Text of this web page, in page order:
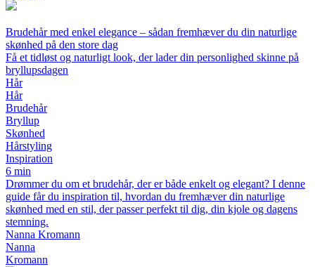
Brudehår med enkel elegance – sådan fremhæver du din naturlige
skønhed på den store dag
Få et tidløst og naturligt look, der lader din personlighed skinne på
bryllupsdagen
Hår
Hår
Brudehår
Bryllup
Skønhed
Hårstyling
Inspiration
6 min
Drømmer du om et brudehår, der er både enkelt og elegant? I denne
guide får du inspiration til, hvordan du fremhæver din naturlige
skønhed med en stil, der passer perfekt til dig, din kjole og dagens
stemning.
Nanna Kromann
Nanna
Kromann